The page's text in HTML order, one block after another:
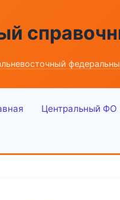
Центральный ФО